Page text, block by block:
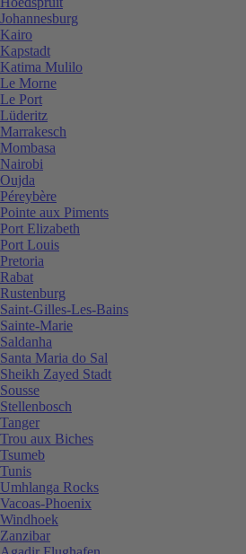
Johannesburg
Kairo
Kapstadt
Katima Mulilo
Le Morne
Le Port
Lüderitz
Marrakesch
Mombasa
Nairobi
Oujda
Péreybère
Pointe aux Piments
Port Elizabeth
Port Louis
Pretoria
Rabat
Rustenburg
Saint-Gilles-Les-Bains
Sainte-Marie
Saldanha
Santa Maria do Sal
Sheikh Zayed Stadt
Sousse
Stellenbosch
Tanger
Trou aux Biches
Tsumeb
Tunis
Umhlanga Rocks
Vacoas-Phoenix
Windhoek
Zanzibar